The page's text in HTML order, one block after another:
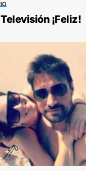
¡Feliz!